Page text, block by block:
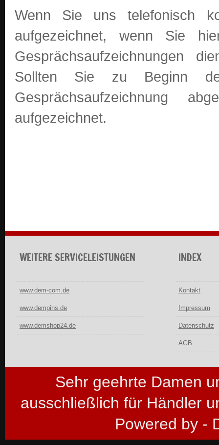
Wenn Sie uns telefonisch
aufgezeichnet, wenn Sie
Gesprächsaufzeichnungen
Sollten Sie zu Beginn
Gesprächsaufzeichnung
aufgezeichnet.
WEITERE SERVICELEISTUNGEN
www.dem-com.de
www.dempins.de
www.demshop24.de
INDEX
Kontakt
Impressum
Datenschutz
AGB
Sehr geehrte Damen
ausschließlich für Händler
Powered by -